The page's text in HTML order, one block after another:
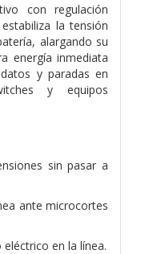
con regulación
la tensión
alargando su
energía inmediata
y paradas en
y equipos
sin pasar a
ante microcortes
en la línea.